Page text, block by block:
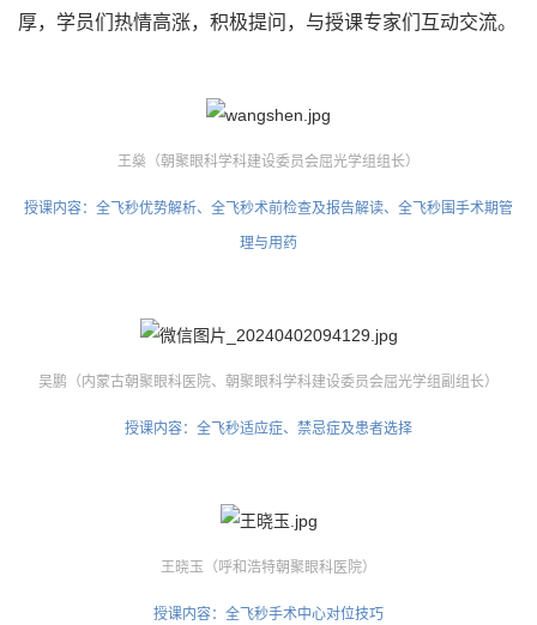
厚，学员们热情高涨，积极提问，与授课专家们互动交流。
王燊（朝聚眼科学科建设委员会屈光学组组长）
授课内容：全飞秒优势解析、全飞秒术前检查及报告解读、全飞秒围手术期管
理与用药
吴鹏（内蒙古朝聚眼科医院、朝聚眼科学科建设委员会屈光学组副组长）
授课内容：全飞秒适应症、禁忌症及患者选择
王晓玉（呼和浩特朝聚眼科医院）
授课内容：全飞秒手术中心对位技巧